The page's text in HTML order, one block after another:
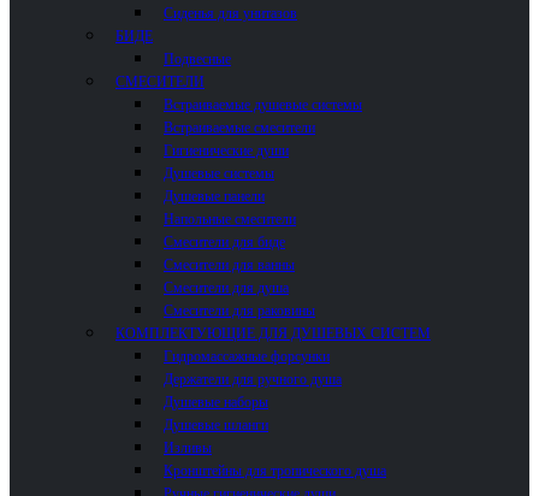
Сиденья для унитазов
БИДЕ
Подвесные
СМЕСИТЕЛИ
Встраиваемые душевые системы
Встраиваемые смесители
Гигиенические души
Душевые системы
Душевые панели
Напольные смесители
Смесители для биде
Смесители для ванны
Смесители для душа
Смесители для раковины
КОМПЛЕКТУЮЩИЕ ДЛЯ ДУШЕВЫХ СИСТЕМ
Гидромассажные форсунки
Держатели для ручного душа
Душевые наборы
Душевые шланги
Изливы
Кронштейны для тропического душа